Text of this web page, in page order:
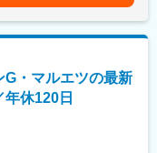
、実行
G・マルエツの最新
休120日